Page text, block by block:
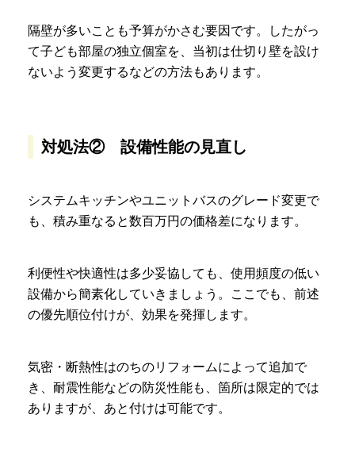
隔壁が多いことも予算がかさむ要因です。したがっ
て子ども部屋の独立個室を、当初は仕切り壁を設け
ないよう変更するなどの方法もあります。
対処法② 設備性能の見直し
システムキッチンやユニットバスのグレード変更で
も、積み重なると数百万円の価格差になります。
利便性や快適性は多少妥協しても、使用頻度の低い
設備から簡素化していきましょう。ここでも、前述
の優先順位付けが、効果を発揮します。
気密・断熱性はのちのリフォームによって追加で
き、耐震性能などの防災性能も、箇所は限定的では
ありますが、あと付けは可能です。